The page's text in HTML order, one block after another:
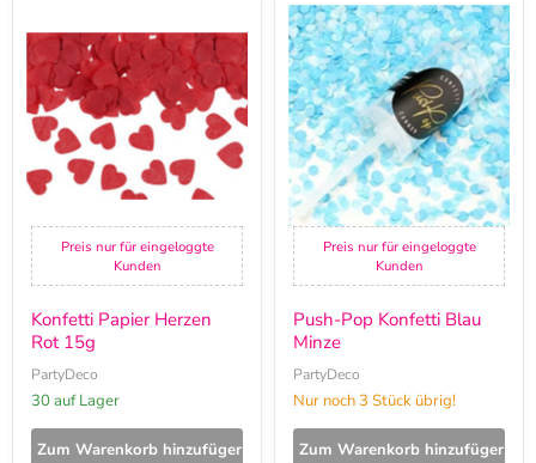
Papier
Herzen
Rot
15g
Preis nur für eingeloggte
Kunden
Konfetti Papier Herzen
Rot 15g
PartyDeco
30 auf Lager
Zum Warenkorb hinzufügen
Push-
Pop
Konfetti
Blau
Minze
Preis nur für eingeloggte
Kunden
Push-Pop Konfetti Blau
Minze
PartyDeco
Nur noch 3 Stück übrig!
Zum Warenkorb hinzufügen